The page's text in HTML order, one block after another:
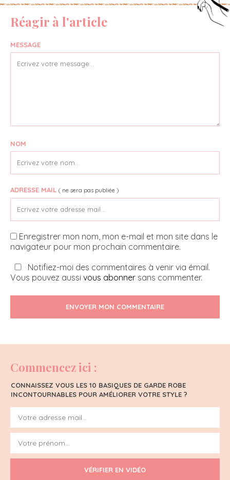
Réagir à l'article
MESSAGE
NOM
ADRESSE MAIL ( ne sera pas publiée )
Enregistrer mon nom, mon e-mail et mon site dans le
navigateur pour mon prochain commentaire.
Notifiez-moi des commentaires à venir via émail.
Vous pouvez aussi vous abonner sans commenter.
ENVOYER MON COMMENTAIRE
Commencez ici :
CONNAISSEZ VOUS LES 10 BASIQUES DE GARDE ROBE
INCONTOURNABLES POUR AMÉLIORER VOTRE STYLE ?
VÉRIFIER EN VIDÉO